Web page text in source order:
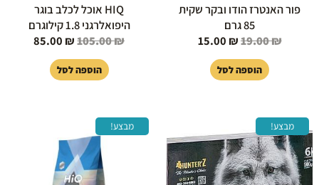
פור האנטרז הודו ובקר שקית
85 גרם
19.00₪
15.00 ₪
הוספה לסל
HIQ אוכל לכלב בוגר
היפואלרגני 1.8 קילוגרם
105.00₪
85.00 ₪
הוספה לסל
מבצע!
המקורי
היה:
249.00 ₪.
הנוכחי
הוא:
179.00 ₪.
מבצע!
המקורי
היה:
105.00 ₪.